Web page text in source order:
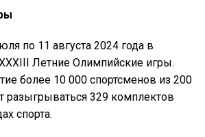
по 11 августа 2024 года в
Летние Олимпийские игры.
более 10 000 спортсменов из 200
разыгрываться 329 комплектов
спорта.